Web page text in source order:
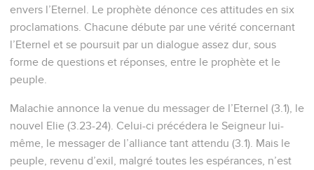
envers l’Eternel. Le prophète dénonce ces attitudes en six
proclamations. Chacune débute par une vérité concernant
l’Eternel et se poursuit par un dialogue assez dur, sous
forme de questions et réponses, entre le prophète et le
peuple.
Malachie annonce la venue du messager de l’Eternel (3.1), le
nouvel Elie (3.23-24). Celui-ci précédera le Seigneur lui-
même, le messager de l’alliance tant attendu (3.1). Mais le
peuple, revenu d’exil, malgré toutes les espérances, n’est